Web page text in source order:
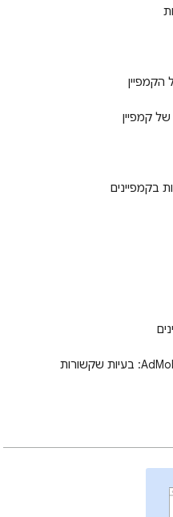
קמפיין
בקמפיינים
פתרון בעיות בקמפיינים ב-AdMob: בעיות שקשורות